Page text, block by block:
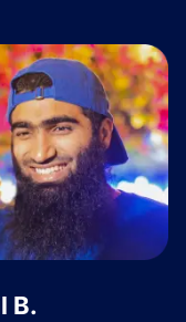
B.